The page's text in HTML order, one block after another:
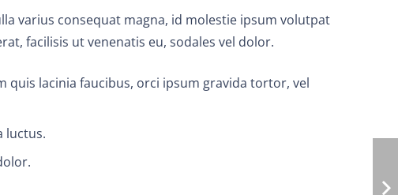
varius consequat magna, id molestie ipsum volutpat
facilisis ut venenatis eu, sodales vel dolor.
quis lacinia faucibus, orci ipsum gravida tortor, vel
luctus.